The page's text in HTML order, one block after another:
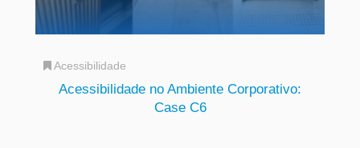
Acessibilidade
Acessibilidade no Ambiente Corporativo:
Case C6